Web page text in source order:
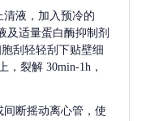
液，加入预冷的
及适量蛋白酶抑制剂
刮轻轻刮下贴壁细
，裂解 30min-1h，
断摇动离心管，使